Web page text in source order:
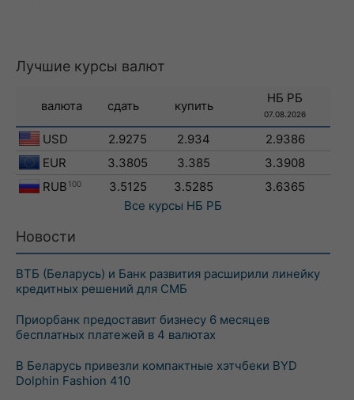
Лучшие курсы валют
валюта сдать купить
НБ РБ
07.08.2026
USD 2.9275 2.934
2.9386
EUR
3.3805 3.385
3.3908
RUB 100 3.5125 3.5285
3.6365
Все курсы НБ РБ
Новости
ВТБ (Беларусь) и Банк развития расширили линейку
кредитных решений для СМБ
Приорбанк предоставит бизнесу 6 месяцев
бесплатных платежей в 4 валютах
В Беларусь привезли компактные хэтчбеки BYD
Dolphin Fashion 410